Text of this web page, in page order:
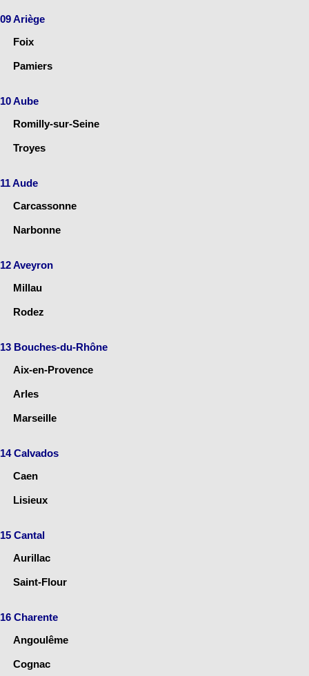
09 Ariège
Foix
Pamiers
10 Aube
Romilly-sur-Seine
Troyes
11 Aude
Carcassonne
Narbonne
12 Aveyron
Millau
Rodez
13 Bouches-du-Rhône
Aix-en-Provence
Arles
Marseille
14 Calvados
Caen
Lisieux
15 Cantal
Aurillac
Saint-Flour
16 Charente
Angoulême
Cognac